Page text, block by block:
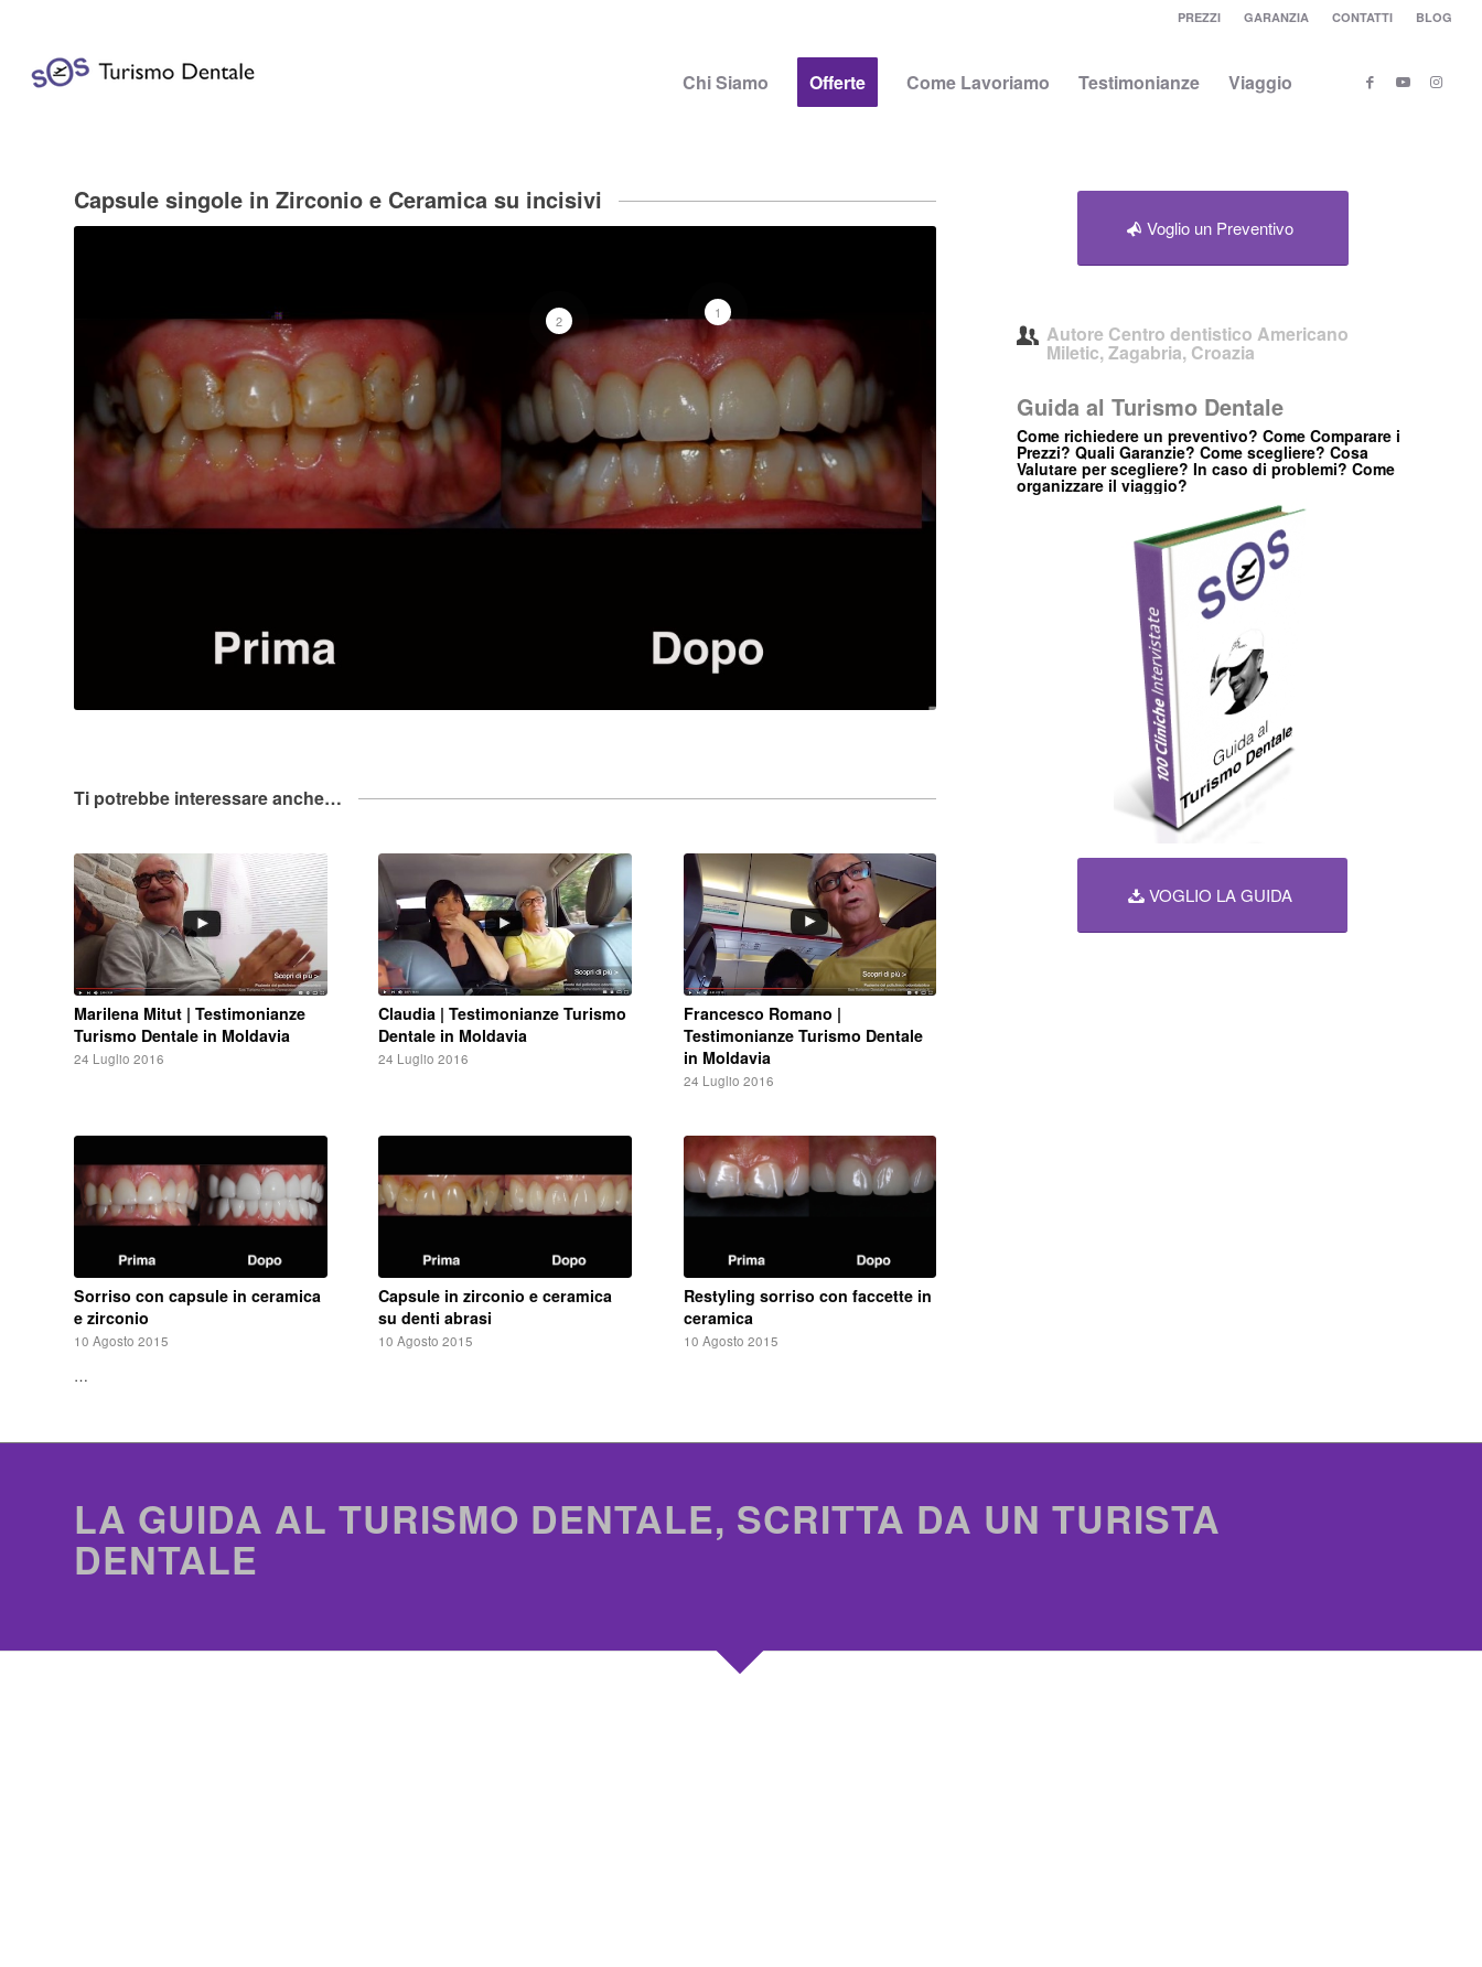
PREZZI GARANZIA CONTATTI BLOG
Chi Siamo Offerte Come Lavoriamo Testimonianze Viaggio
Capsule singole in Zirconio e Ceramica su incisivi
1
2
Ti potrebbe interessare anche…
Marilena Mitut | Testimonianze
Turismo Dentale in Moldavia
24 Luglio 2016
Claudia | Testimonianze Turismo
Dentale in Moldavia
24 Luglio 2016
Francesco Romano |
Testimonianze Turismo Dentale
in Moldavia
24 Luglio 2016
Sorriso con capsule in ceramica
e zirconio
10 Agosto 2015
…
Capsule in zirconio e ceramica
su denti abrasi
10 Agosto 2015
Restyling sorriso con faccette in
ceramica
10 Agosto 2015
Voglio un Preventivo
Autore Centro dentistico Americano
Miletic, Zagabria, Croazia
Guida al Turismo Dentale
Come richiedere un preventivo? Come Comparare i
Prezzi? Quali Garanzie? Come scegliere? Cosa
Valutare per scegliere? In caso di problemi? Come
organizzare il viaggio?
VOGLIO LA GUIDA
LA GUIDA AL TURISMO DENTALE, SCRITTA DA UN TURISTA
DENTALE